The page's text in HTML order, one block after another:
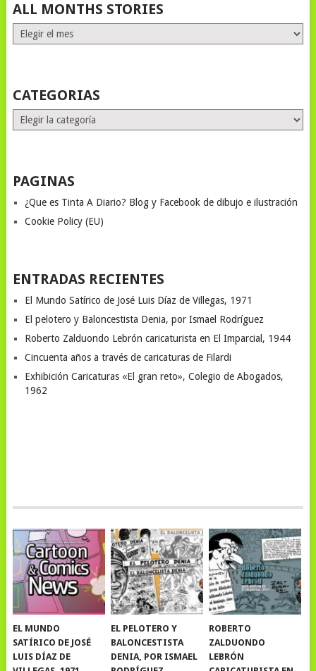
ALL MONTHS STORIES
ALL
MONTHS
CATEGORIAS
Categorias
PAGINAS
¿Que es Tinta A Diario? Blog y Facebook de dibujo e ilustración
Cookie Policy (EU)
ENTRADAS RECIENTES
El Mundo Satírico de José Luis Díaz de Villegas, 1971
El pelotero y Baloncestista Denia, por Ismael Rodríguez
Roberto Zalduondo Lebrón caricaturista en El Imparcial, 1944
Cincuenta años a través de caricaturas de Filardi
Exhibición Caricaturas «El gran reto», Colegio de Abogados,
1962
EL MUNDO
SATÍRICO DE JOSÉ
LUIS DÍAZ DE
EL PELOTERO Y
BALONCESTISTA
DENIA, POR ISMAEL
ROBERTO
ZALDUONDO
LEBRÓN